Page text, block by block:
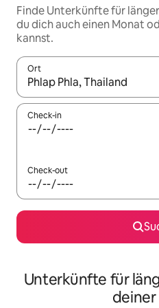
Finde Unterkünfte für
du dich auch einen Monat
kannst.
Ort
Wenn Ergebnisse verfügbar
Check-in
Check-out
Unterkünfte für
deiner